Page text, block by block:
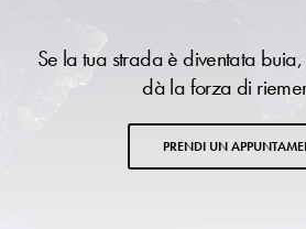
Se la tua strada è diventata
dà la forza di
PRENDI UN